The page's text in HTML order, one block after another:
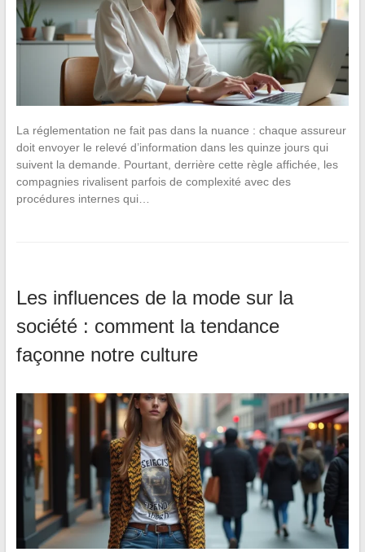
La réglementation ne fait pas dans la nuance : chaque assureur
doit envoyer le relevé d’information dans les quinze jours qui
suivent la demande. Pourtant, derrière cette règle affichée, les
compagnies rivalisent parfois de complexité avec des
procédures internes qui…
Les influences de la mode sur la
société : comment la tendance
façonne notre culture